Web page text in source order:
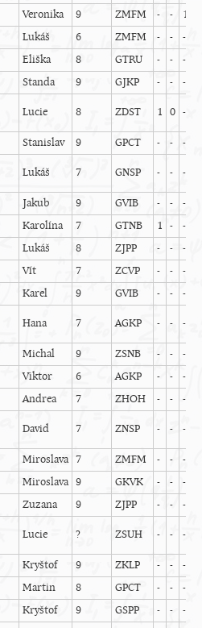
Veronika 9 ZMFM - - 1
Lukáš 6 ZMFM - - -
Eliška 8 GTRU - - -
Standa 9 GJKP - - -
Lucie 8 ZDST 1 0 -
Stanislav 9 GPCT - - -
Lukáš 7 GNSP - - -
Jakub 9 GVIB - - -
Karolína 7 GTNB 1 - -
Lukáš 8 ZJPP - - -
Vít 7 ZCVP - - -
Karel 9 GVIB - - -
Hana 7 AGKP - - -
Michal 9 ZSNB - - -
Viktor 6 AGKP - - -
Andrea 7 ZHOH - - -
David 7 ZNSP - - -
Miroslava 7 ZMFM - - -
Miroslava 9 GKVK - - -
Zuzana 9 ZJPP - - -
Lucie ? ZSUH - - -
Kryštof 9 ZKLP - - -
Martin 8 GPCT - - -
Kryštof 9 GSPP - - -